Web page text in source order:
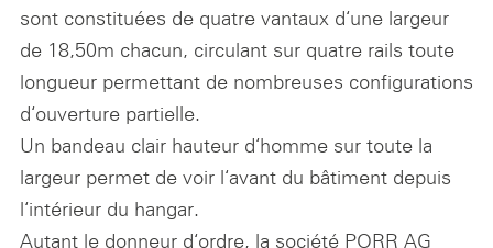
sont constituées de quatre vantaux d‘une largeur
de 18,50m chacun, circulant sur quatre rails toute
longueur permettant de nombreuses configurations
d‘ouverture partielle.
Un bandeau clair hauteur d‘homme sur toute la
largeur permet de voir l‘avant du bâtiment depuis
l‘intérieur du hangar.
Autant le donneur d‘ordre, la société PORR AG